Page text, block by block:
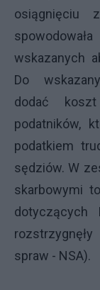
osiągnięciu
wskazanych
Do
dodać
podatników,
podatkiem
sędziów. W
skarbowymi
spraw - NSA).